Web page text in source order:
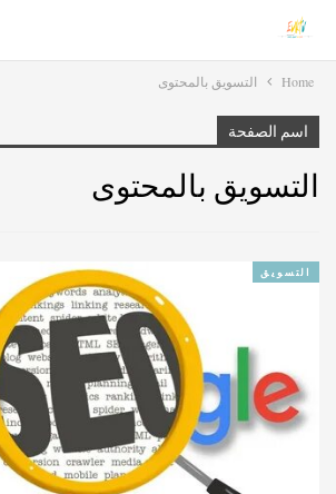
Home التسويق بالمحتوى
اسم الصفحة
التسويق بالمحتوى
التسويق